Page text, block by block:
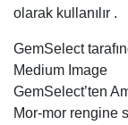
olarak kullanılır .
GemSelect
Medium Image
GemSelect’ten
Mor-mor rengine